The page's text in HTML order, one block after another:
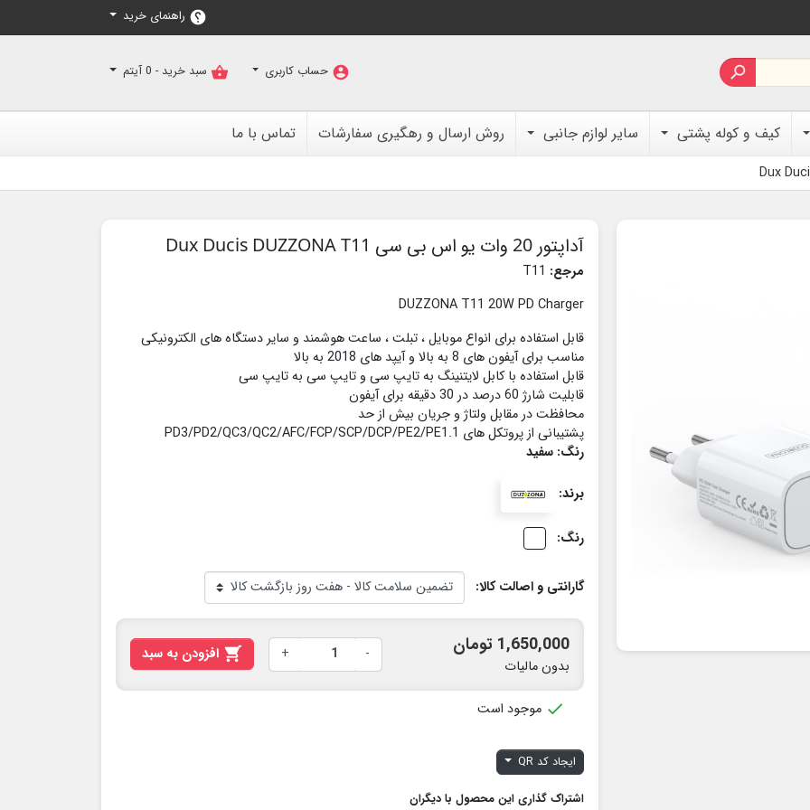
help راهنمای خرید

account_circle حساب کاربری shopping_basket سبد خرید - 0 آیتم
کیف و کوله پشتی سایر لوازم جانبی روش ارسال و رهگیری سفارشات تماس با ما
آداپتور 20 وات یو اس بی سی Dux Ducis DUZZONA T11
مرجع:
DUZZONA T11 20W PD Charger
قابل استفاده برای انواع موبایل ، تبلت ، ساعت هوشمند و سایر دستگاه های الکترونیکی
مناسب برای آیفون های 8 به بالا و آیپد های 2018 به بالا
قابل استفاده با کابل لایتنینگ به تایپ سی و تایپ سی به تایپ سی
قابلیت شارژ 60 درصد در 30 دقیقه برای آیفون
محافظت در مقابل ولتاژ و جریان بیش از حد
پشتیبانی از پروتکل های PD3/PD2/QC3/QC2/AFC/FCP/SCP/DCP/PE2/PE1.1
رنگ: سفید
برند:
رنگ:
گارانتی و اصالت کالا:
1,650,000 تومان
بدون مالیات
-
+

 موجود است
ایجاد کد QR
اشتراک گذاری این محصول با دیگران